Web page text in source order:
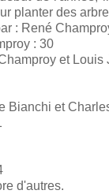
planter des
: René
: 30
et Louis
Bianchi et
d'autres.